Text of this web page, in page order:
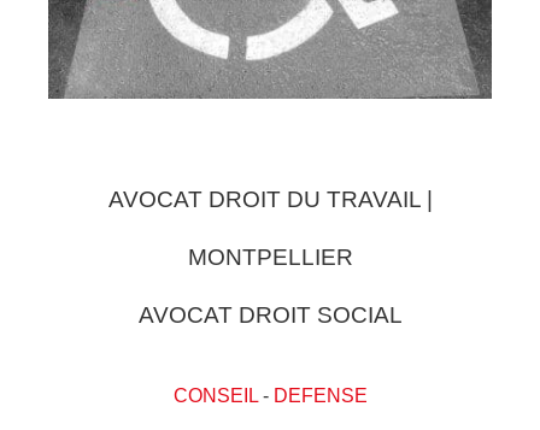
AVOCAT DROIT DU TRAVAIL |
MONTPELLIER
AVOCAT DROIT SOCIAL
CONSEIL- DEFENSE